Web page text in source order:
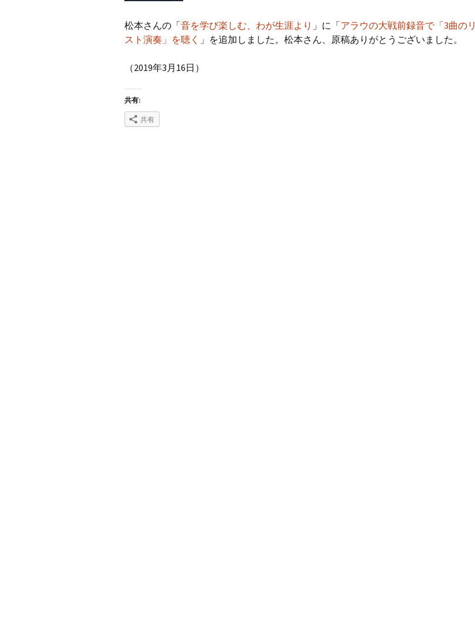
松本さんの「音を学び楽しむ、わが生涯より 」に「アラウの大戦前録音で「3曲のリ
スト演奏」を聴く 」を追加しました。松本さん、原稿ありがとうございました。
（2019年3月16日）
共有:
共有